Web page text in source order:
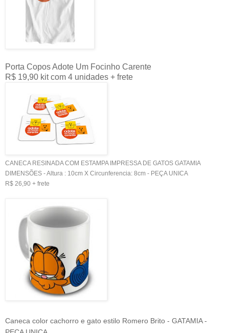
Porta Copos Adote Um Focinho Carente
R$ 19,90 kit com 4 unidades + frete
CANECA RESINADA COM ESTAMPA IMPRESSA DE GATOS GATAMIA
DIMENSÕES - Altura : 10cm X Circunferencia: 8cm - PEÇA UNICA
R$ 26,90 + frete
Caneca color cachorro e gato estilo Romero Brito - GATAMIA -